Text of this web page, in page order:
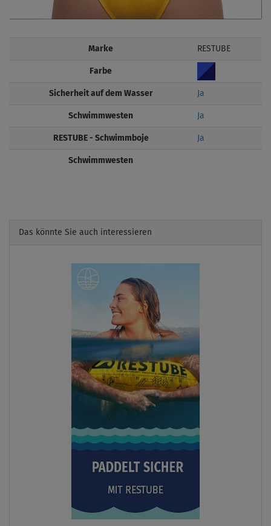
Marke RESTUBE
Farbe
Sicherheit auf dem Wasser Ja
Schwimmwesten Ja
RESTUBE - Schwimmboje Ja
Schwimmwesten
Das könnte Sie auch interessieren
Previous